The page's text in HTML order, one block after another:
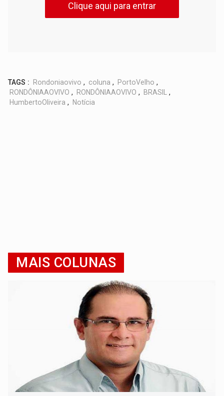
Clique aqui para entrar
TAGS : Rondoniaovivo , coluna , PortoVelho ,
RONDÔNIAAOVIVO , RONDÔNIAAOVIVO , BRASIL
,
HumbertoOliveira , Notícia
MAIS COLUNAS